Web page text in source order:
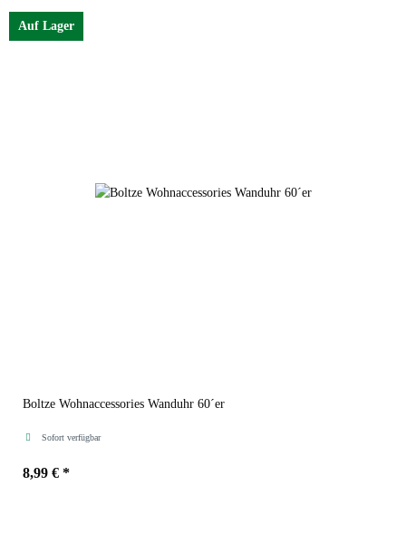
Auf Lager
Boltze Wohnaccessories Wanduhr 60´er
Sofort verfügbar
8,99 € *